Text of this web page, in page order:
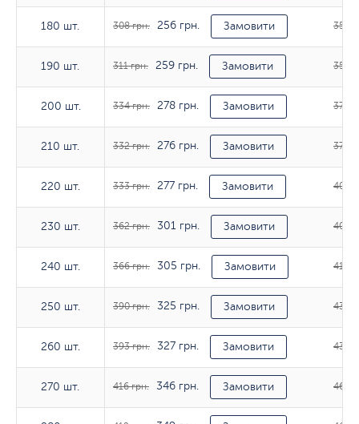
180 шт.
190 шт.
200 шт.
210 шт.
220 шт.
230 шт.
240 шт.
250 шт.
260 шт.
270 шт.
180 шт. 308 грн. 256 грн. Замовити 352
190 шт. 311 грн. 259 грн. Замовити 354
200 шт. 334 грн. 278 грн. Замовити 378
210 шт. 332 грн. 276 грн. Замовити 377
220 шт. 333 грн. 277 грн. Замовити 408
230 шт. 362 грн. 301 грн. Замовити 408
240 шт. 366 грн. 305 грн. Замовити 413
250 шт. 390 грн. 325 грн. Замовити 435
260 шт. 393 грн. 327 грн. Замовити 438
270 шт. 416 грн. 346 грн. Замовити 462